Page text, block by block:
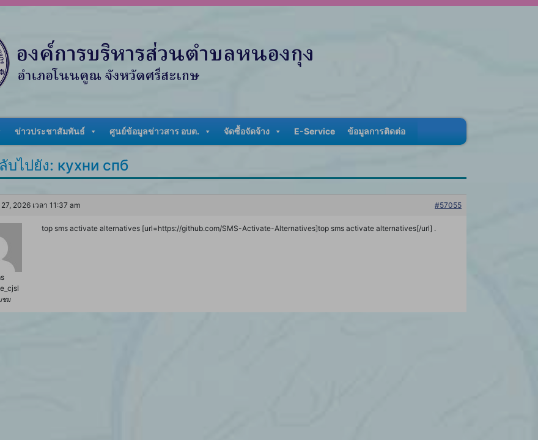
ข่าวประชาสัมพันธ์ ศูนย์ข้อมูลข่าวสาร อบต. จัดซื้อจัดจ้าง E-Service ข้อมูลการติดต่อ
บไปยัง: кухни спб
2026 เวลา 11:37 am #57055
ชม
top sms activate alternatives [url=https://github.com/SMS-Activate-Alternatives]top sms activate alternatives[/url] .